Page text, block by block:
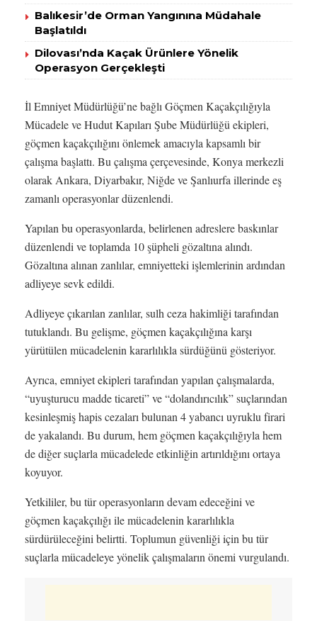
Balıkesir’de Orman Yangınına Müdahale
Başlatıldı
Dilovası’nda Kaçak Ürünlere Yönelik
Operasyon Gerçekleşti
İl Emniyet Müdürlüğü’ne bağlı Göçmen Kaçakçılığıyla
Mücadele ve Hudut Kapıları Şube Müdürlüğü ekipleri,
göçmen kaçakçılığını önlemek amacıyla kapsamlı bir
çalışma başlattı. Bu çalışma çerçevesinde, Konya merkezli
olarak Ankara, Diyarbakır, Niğde ve Şanlıurfa illerinde eş
zamanlı operasyonlar düzenlendi.
Yapılan bu operasyonlarda, belirlenen adreslere baskınlar
düzenlendi ve toplamda 10 şüpheli gözaltına alındı.
Gözaltına alınan zanlılar, emniyetteki işlemlerinin ardından
adliyeye sevk edildi.
Adliyeye çıkarılan zanlılar, sulh ceza hakimliği tarafından
tutuklandı. Bu gelişme, göçmen kaçakçılığına karşı
yürütülen mücadelenin kararlılıkla sürdüğünü gösteriyor.
Ayrıca, emniyet ekipleri tarafından yapılan çalışmalarda,
“uyuşturucu madde ticareti” ve “dolandırıcılık” suçlarından
kesinleşmiş hapis cezaları bulunan 4 yabancı uyruklu firari
de yakalandı. Bu durum, hem göçmen kaçakçılığıyla hem
de diğer suçlarla mücadelede etkinliğin artırıldığını ortaya
koyuyor.
Yetkililer, bu tür operasyonların devam edeceğini ve
göçmen kaçakçılığı ile mücadelenin kararlılıkla
sürdürüleceğini belirtti. Toplumun güvenliği için bu tür
suçlarla mücadeleye yönelik çalışmaların önemi vurgulandı.